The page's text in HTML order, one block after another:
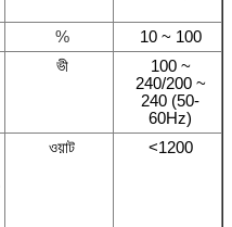
%
10 ~ 100
ভী
100 ~
240/200 ~
240 (50-
60Hz)
ওয়াট <1200